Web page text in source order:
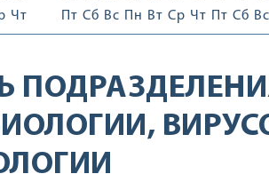
Чт
Пт Сб Вс Пн Вт Ср Чт Пт Сб Вс